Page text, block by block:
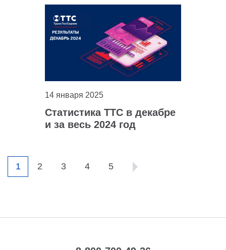
14 января 2025
Статистика ТТС в декабре
и за весь 2024 год
1 2 3 4 5